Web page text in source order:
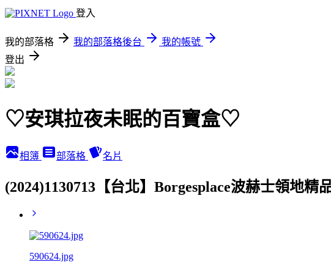
登入
我的部落格 我的部落格後台
我的帳號
登出
♡安琪拉夜未眠的百寶盒♡
相簿 部落格 名片
(2024)1130713【台北】Borgesplace波赫士領地精
590624.jpg